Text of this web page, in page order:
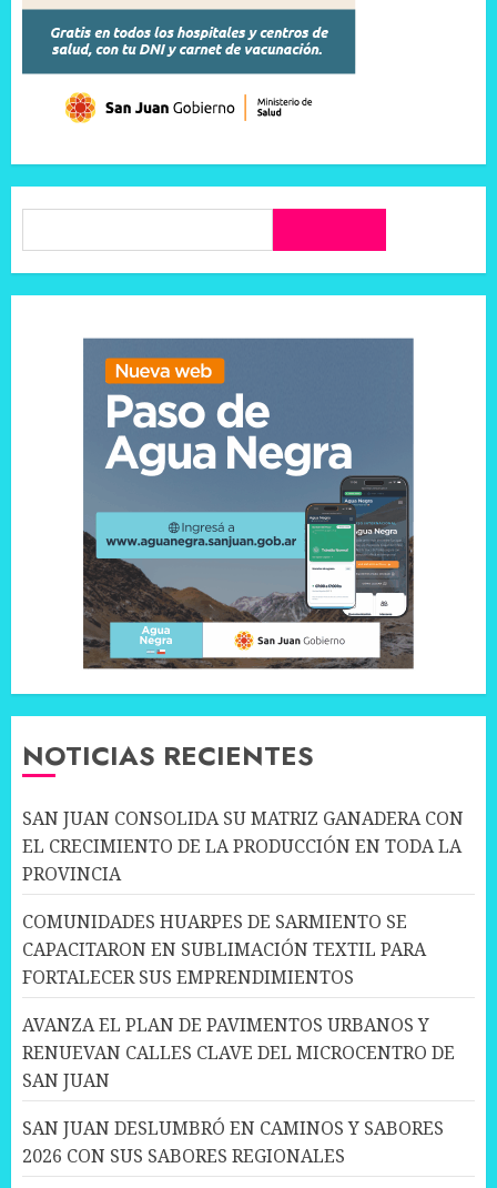
NOTICIAS RECIENTES
SAN JUAN CONSOLIDA SU MATRIZ GANADERA CON
EL CRECIMIENTO DE LA PRODUCCIÓN EN TODA LA
PROVINCIA
COMUNIDADES HUARPES DE SARMIENTO SE
CAPACITARON EN SUBLIMACIÓN TEXTIL PARA
FORTALECER SUS EMPRENDIMIENTOS
AVANZA EL PLAN DE PAVIMENTOS URBANOS Y
RENUEVAN CALLES CLAVE DEL MICROCENTRO DE
SAN JUAN
SAN JUAN DESLUMBRÓ EN CAMINOS Y SABORES
2026 CON SUS SABORES REGIONALES